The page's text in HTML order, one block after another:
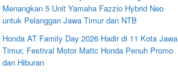
Menangkan 5 Unit Yamaha Fazzio Hybrid Neo
untuk Pelanggan Jawa Timur dan NTB
Honda AT Family Day 2026 Hadir di 11 Kota Jawa
Timur, Festival Motor Matic Honda Penuh Promo
dan Hiburan